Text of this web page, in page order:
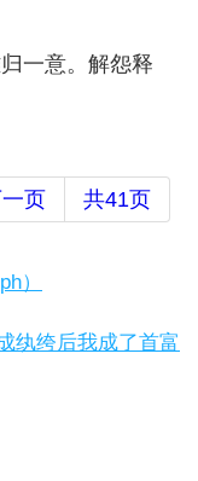
一意。解怨释
页 共41页
）
纨绔后我成了首富